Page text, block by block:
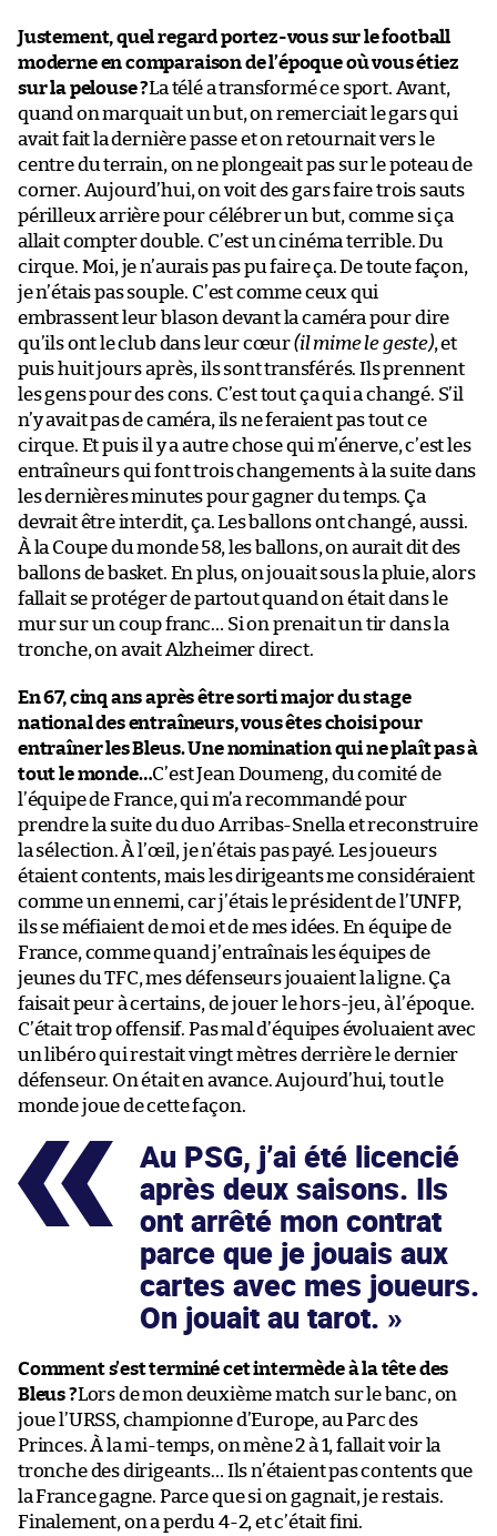
Justement, quel regard portez-vous sur le football
moderne en comparaison de l’époque où vous étiez
sur la pelouse ?La télé a transformé ce sport. Avant,
quand on marquait un but, on remerciait le gars qui
avait fait la dernière passe et on retournait vers le
centre du terrain, on ne plongeait pas sur le poteau de
corner. Aujourd’hui, on voit des gars faire trois sauts
périlleux arrière pour célébrer un but, comme si ça
allait compter double. C’est un cinéma terrible. Du
cirque. Moi, je n’aurais pas pu faire ça. De toute façon,
je n’étais pas souple. C’est comme ceux qui
embrassent leur blason devant la caméra pour dire
qu’ils ont le club dans leur cœur(il mime le geste), et
puis huit jours après, ils sont transférés. Ils prennent
les gens pour des cons. C’est tout ça qui a changé. S’il
n’y avait pas de caméra, ils ne feraient pas tout ce
cirque. Et puis il y a autre chose qui m’énerve, c’est les
entraîneurs qui font trois changements à la suite dans
les dernières minutes pour gagner du temps. Ça
devrait être interdit, ça. Les ballons ont changé, aussi.
À la Coupe du monde 58, les ballons, on aurait dit des
ballons de basket. En plus, on jouait sous la pluie, alors
fallait se protéger de partout quand on était dans le
mur sur un coup franc… Si on prenait un tir dans la
tronche, on avait Alzheimer direct.
En 67, cinq ans après être sorti major du stage
national des entraîneurs, vous êtes choisi pour
entraîner les Bleus. Une nomination qui ne plaît pas à
tout le monde…C’est Jean Doumeng, du comité de
l’équipe de France, qui m’a recommandé pour
prendre la suite du duo Arribas-Snella et reconstruire
la sélection. À l’œil, je n’étais pas payé. Les joueurs
étaient contents, mais les dirigeants me considéraient
comme un ennemi, car j’étais le président de l’UNFP,
ils se méfiaient de moi et de mes idées. En équipe de
France, comme quand j’entraînais les équipes de
jeunes du TFC, mes défenseurs jouaient la ligne. Ça
faisait peur à certains, de jouer le hors-jeu, à l’époque.
C’était trop offensif. Pas mal d’équipes évoluaient avec
un libéro qui restait vingt mètres derrière le dernier
défenseur. On était en avance. Aujourd’hui, tout le
monde joue de cette façon.
Au PSG, j’ai été licencié
après deux saisons. Ils
ont arrêté mon contrat
parce que je jouais aux
cartes avec mes joueurs.
On jouait au tarot.
Comment s’est terminé cet intermède à la tête des
Bleus ?Lors de mon deuxième match sur le banc, on
joue l’URSS, championne d’Europe, au Parc des
Princes. À la mi-temps, on mène 2 à 1, fallait voir la
tronche des dirigeants… Ils n’étaient pas contents que
la France gagne. Parce que si on gagnait, je restais.
Finalement, on a perdu 4-2, et c’était fini.